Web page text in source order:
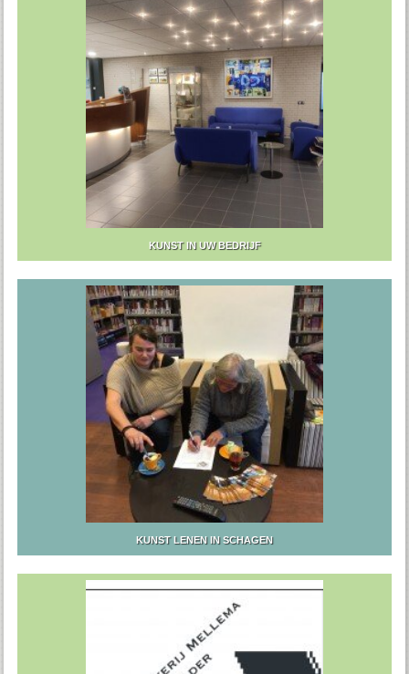
KUNST IN UW BEDRIJF
KUNST LENEN IN SCHAGEN